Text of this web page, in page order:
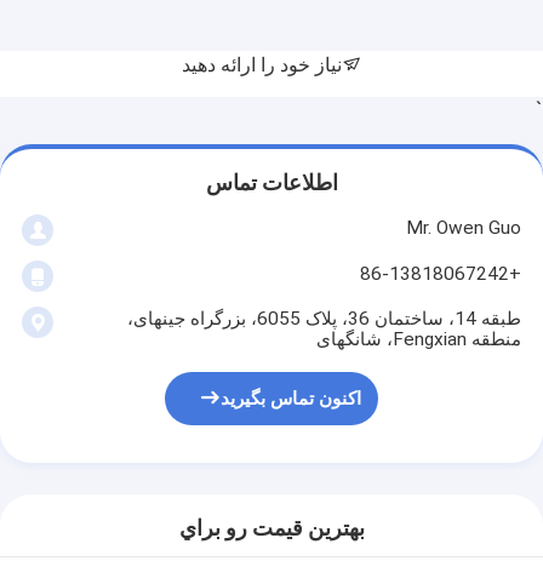
نیاز خود را ارائه دهید
`
اطلاعات تماس
Mr. Owen Guo
+86-13818067242
طبقه 14، ساختمان 36، پلاک 6055، بزرگراه جینهای،
منطقه Fengxian، شانگهای
اکنون تماس بگیرید
بهترين قيمت رو براي